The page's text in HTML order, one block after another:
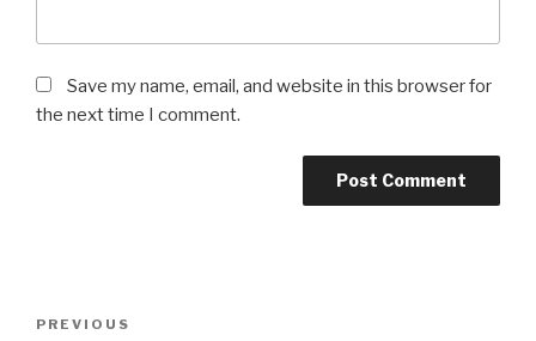
Save my name, email, and website in this browser for
the next time I comment.
Previous
PREVIOUS